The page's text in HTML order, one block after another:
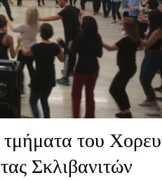
του
Σκλιβανιτών